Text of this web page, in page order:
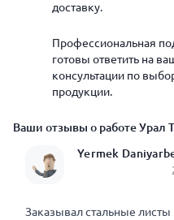
доставку.
Профессиональная
готовы ответить на
консультации по
продукции.
Ваши отзывы о работе Урал
Yermek
Заказывал стальные листы